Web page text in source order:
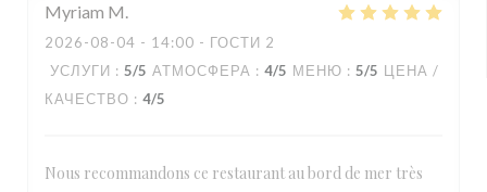
Myriam M
2026-08-04 - 14:00 - ГОСТИ 2
УСЛУГИ : 5/5 АТМОСФЕРА : 4/5 МЕНЮ : 5/5 ЦЕНА /
КАЧЕСТВО : 4/5
Nous recommandons ce restaurant au bord de mer très